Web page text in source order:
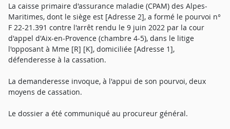
La caisse primaire d'assurance maladie (CPAM) des Alpes-
Maritimes, dont le siège est [Adresse 2], a formé le pourvoi n°
F 22-21.391 contre l'arrêt rendu le 9 juin 2022 par la cour
d'appel d'Aix-en-Provence (chambre 4-5), dans le litige
l'opposant à Mme [R] [K], domiciliée [Adresse 1],
défenderesse à la cassation.
La demanderesse invoque, à l'appui de son pourvoi, deux
moyens de cassation.
Le dossier a été communiqué au procureur général.